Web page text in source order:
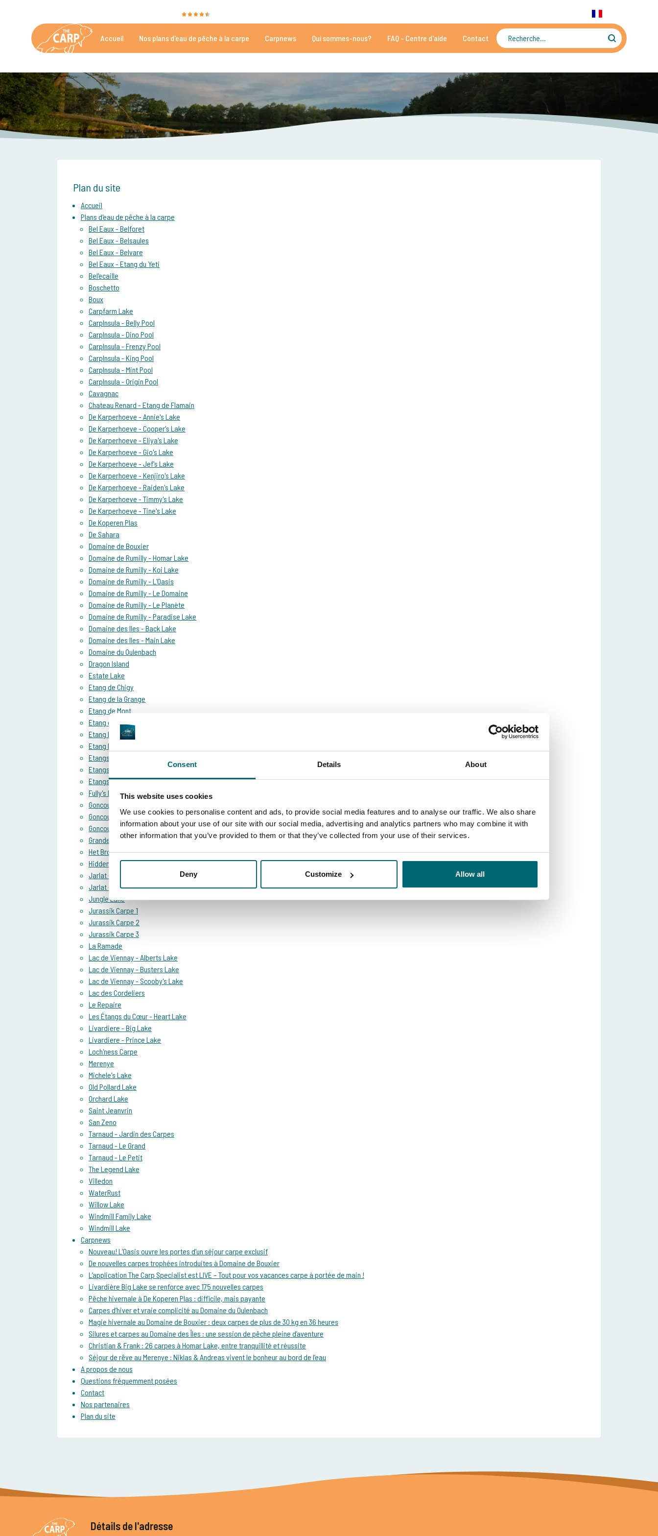
Consent Details About
This website uses cookies
We use cookies to personalise content and ads, to provide social media features and to analyse our traffic. We also share
information about your use of our site with our social media, advertising and analytics partners who may combine it with
other information that you’ve provided to them or that they’ve collected from your use of their services.
Deny Customize Allow all
Accueil Nos plans d'eau de pêche à la carpe Carpnews Qui sommes-nous? FAQ - Centre d'aide Contact
Plan du site
Accueil
Plans d'eau de pêche à la carpe
Bel Eaux - Belforet
Bel Eaux - Belsaules
Bel Eaux - Belvare
Bel Eaux - Etang du Yeti
Bel'ecaille
Boschetto
Boux
Carpfarm Lake
CarpInsula - Belly Pool
CarpInsula - Dino Pool
CarpInsula - Frenzy Pool
CarpInsula - King Pool
CarpInsula - Mint Pool
CarpInsula - Origin Pool
Cavagnac
Chateau Renard - Etang de Flamain
De Karperhoeve - Annie's Lake
De Karperhoeve - Cooper's Lake
De Karperhoeve - Eliya's Lake
De Karperhoeve - Gio's Lake
De Karperhoeve - Jef's Lake
De Karperhoeve - Kenjiro's Lake
De Karperhoeve - Raiden's Lake
De Karperhoeve - Timmy's Lake
De Karperhoeve - Tine's Lake
De Koperen Plas
De Sahara
Domaine de Bouxier
Domaine de Rumilly - Homar Lake
Domaine de Rumilly - Koi Lake
Domaine de Rumilly - L'Oasis
Domaine de Rumilly - Le Domaine
Domaine de Rumilly - Le Planète
Domaine de Rumilly - Paradise Lake
Domaine des Iles - Back Lake
Domaine des Iles - Main Lake
Domaine du Oulenbach
Dragon Island
Estate Lake
Etang de Chigy
Etang de la Grange
Etang de Mont
Etang des Gaulois
Etang Ilot
Etang la Chateline
Etangs des Pres - Bouchot
Etangs des Pres - Grands Pres
Etangs des Pres - Petit Pres
Fully's Lake
Goncourt Lakes - Etang Mesange
Goncourt Lakes - Etang Pinson
Goncourt Lakes - Le Grand Etang
Grandes Cimes
Het Broek
Hidden Carp Lake
Jarlat - The Big Lake
Jarlat - The Small Lake
Jungle Lake
Jurassik Carpe 1
Jurassik Carpe 2
Jurassik Carpe 3
La Ramade
Lac de Viennay - Alberts Lake
Lac de Viennay - Busters Lake
Lac de Viennay - Scooby's Lake
Lac des Cordeliers
Le Repaire
Les Étangs du Cœur - Heart Lake
Livardiere - Big Lake
Livardiere - Prince Lake
Loch'ness Carpe
Merenye
Michele's Lake
Old Pollard Lake
Orchard Lake
Saint Jeanvrin
San Zeno
Tarnaud - Jardin des Carpes
Tarnaud - Le Grand
Tarnaud - Le Petit
The Legend Lake
Villedon
WaterRust
Willow Lake
Windmill Family Lake
Windmill Lake
Carpnews
Nouveau! L’Oasis ouvre les portes d’un séjour carpe exclusif
De nouvelles carpes trophées introduites à Domaine de Bouxier
L’application The Carp Specialist est LIVE – Tout pour vos vacances carpe à portée de main !
Livardière Big Lake se renforce avec 175 nouvelles carpes
Pêche hivernale à De Koperen Plas : difficile, mais payante
Carpes d’hiver et vraie complicité au Domaine du Oulenbach
Magie hivernale au Domaine de Bouxier : deux carpes de plus de 30 kg en 36 heures
Silures et carpes au Domaine des Îles : une session de pêche pleine d’aventure
Christian & Frank : 26 carpes à Homar Lake, entre tranquillité et réussite
Séjour de rêve au Merenye : Niklas & Andreas vivent le bonheur au bord de l’eau
A propos de nous
Questions fréquemment posées
Contact
Nos partenaires
Plan du site
Détails de l'adresse